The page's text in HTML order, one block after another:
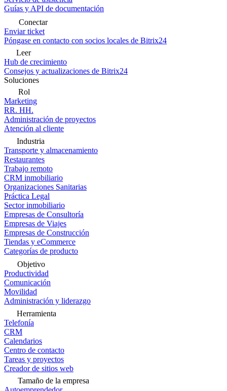
Guías y API de documentación
Conectar
Enviar ticket
Póngase en contacto con socios locales de Bitrix24
Leer
Hub de crecimiento
Consejos y actualizaciones de Bitrix24
Soluciones
Rol
Marketing
RR. HH.
Administración de proyectos
Atención al cliente
Industria
Transporte y almacenamiento
Restaurantes
Trabajo remoto
CRM inmobiliario
Organizaciones Sanitarias
Práctica Legal
Sector inmobiliario
Empresas de Consultoría
Empresas de Viajes
Empresas de Construcción
Tiendas y eCommerce
Categorías de producto
Objetivo
Productividad
Comunicación
Movilidad
Administración y liderazgo
Herramienta
Telefonía
CRM
Calendarios
Centro de contacto
Tareas y proyectos
Creador de sitios web
Tamaño de la empresa